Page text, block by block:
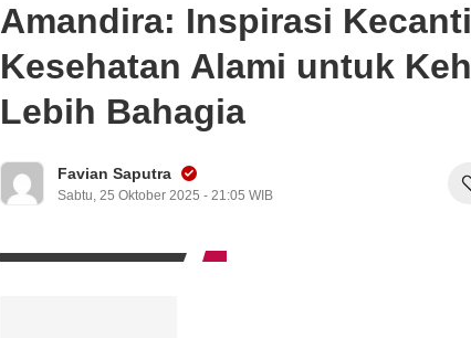
Amandira: Inspirasi
Kesehatan Alami untuk
Lebih Bahagia
Favian Saputra
Sabtu, 25 Oktober 2025 - 21:05 WIB